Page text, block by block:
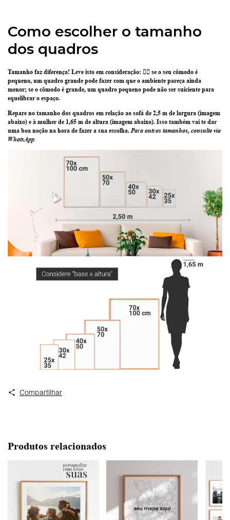
Como escolher o tamanho
dos quadros
Tamanho faz diferença! Leve isto em consideração: 👉🏽 se o seu cômodo é
pequeno, um quadro grande pode fazer com que o ambiente pareça ainda
menor; se o cômodo é grande, um quadro pequeno pode não ser suiciente para
equelibrar o espaço.
Repare no tamanho dos quadros em relação ao sofá de 2,5 m de largura (imagem
abaixo) e à mulher de 1,65 m de altura (imagem abaixo). Isso também vai te dar
uma boa noção na hora de fazer a sua escolha. Para outros tamanhos, consulte via
WhatsApp.
Compartilhar
Produtos relacionados